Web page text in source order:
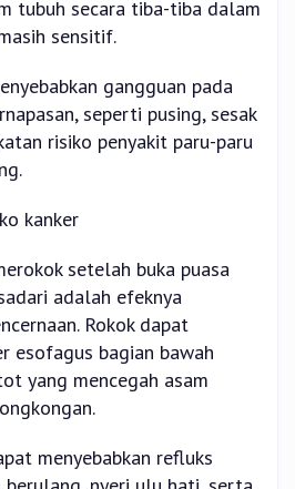
tubuh secara tiba-tiba dalam
sensitif.
gangguan pada
seperti pusing, sesak
risiko penyakit paru-paru
kanker
setelah buka puasa
adalah efeknya
Rokok dapat
esofagus bagian bawah
yang mencegah asam
menyebabkan refluks